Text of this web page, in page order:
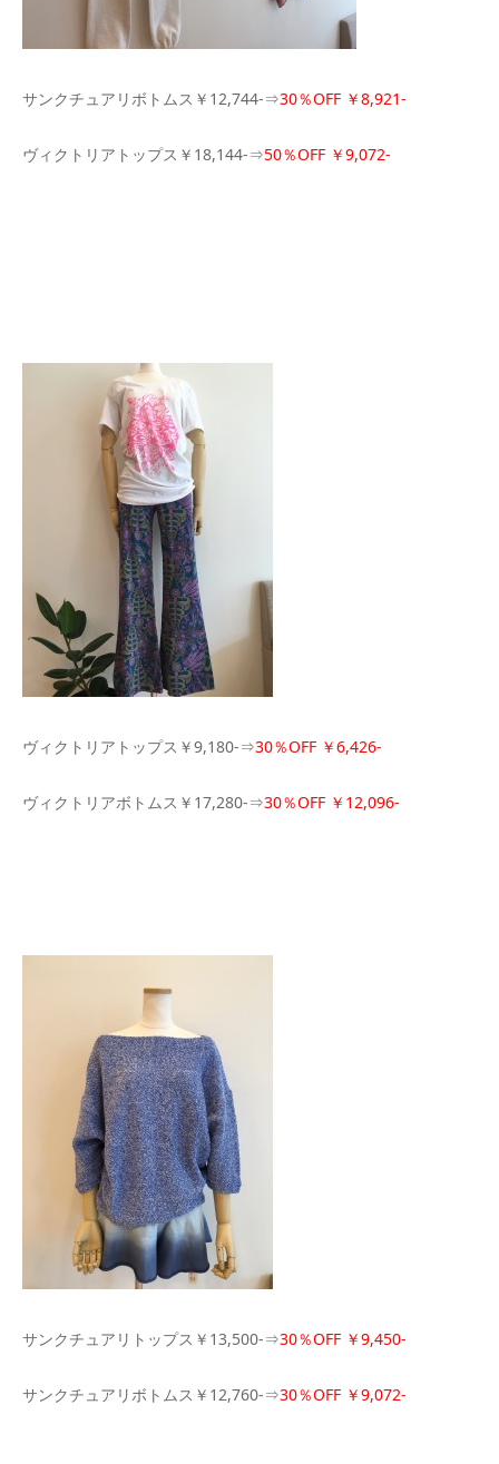
サンクチュアリボトムス￥12,744-⇒30％OFF ￥8,921-
ヴィクトリアトップス￥18,144-⇒50％OFF ￥9,072-
ヴィクトリアトップス￥9,180-⇒30％OFF ￥6,426-
ヴィクトリアボトムス￥17,280-⇒30％OFF ￥12,096-
サンクチュアリトップス￥13,500-⇒30％OFF ￥9,450-
サンクチュアリボトムス￥12,760-⇒30％OFF ￥9,072-